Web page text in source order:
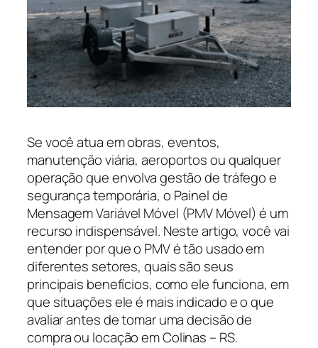
Se você atua em obras, eventos,
manutenção viária, aeroportos ou qualquer
operação que envolva gestão de tráfego e
segurança temporária, o Painel de
Mensagem Variável Móvel (PMV Móvel) é um
recurso indispensável. Neste artigo, você vai
entender por que o PMV é tão usado em
diferentes setores, quais são seus
principais benefícios, como ele funciona, em
que situações ele é mais indicado e o que
avaliar antes de tomar uma decisão de
compra ou locação em Colinas – RS.